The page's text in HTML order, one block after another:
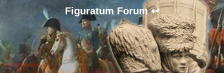
Figuratum Forum ↩